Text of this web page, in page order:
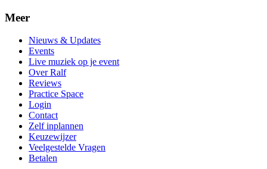
Meer
Nieuws & Updates
Events
Live muziek op je event
Over Ralf
Reviews
Practice Space
Login
Contact
Zelf inplannen
Keuzewijzer
Veelgestelde Vragen
Betalen